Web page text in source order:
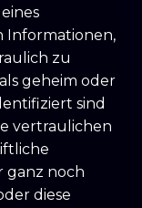
Informationen,
zu
geheim oder
sind
vertraulichen
ganz noch
diese